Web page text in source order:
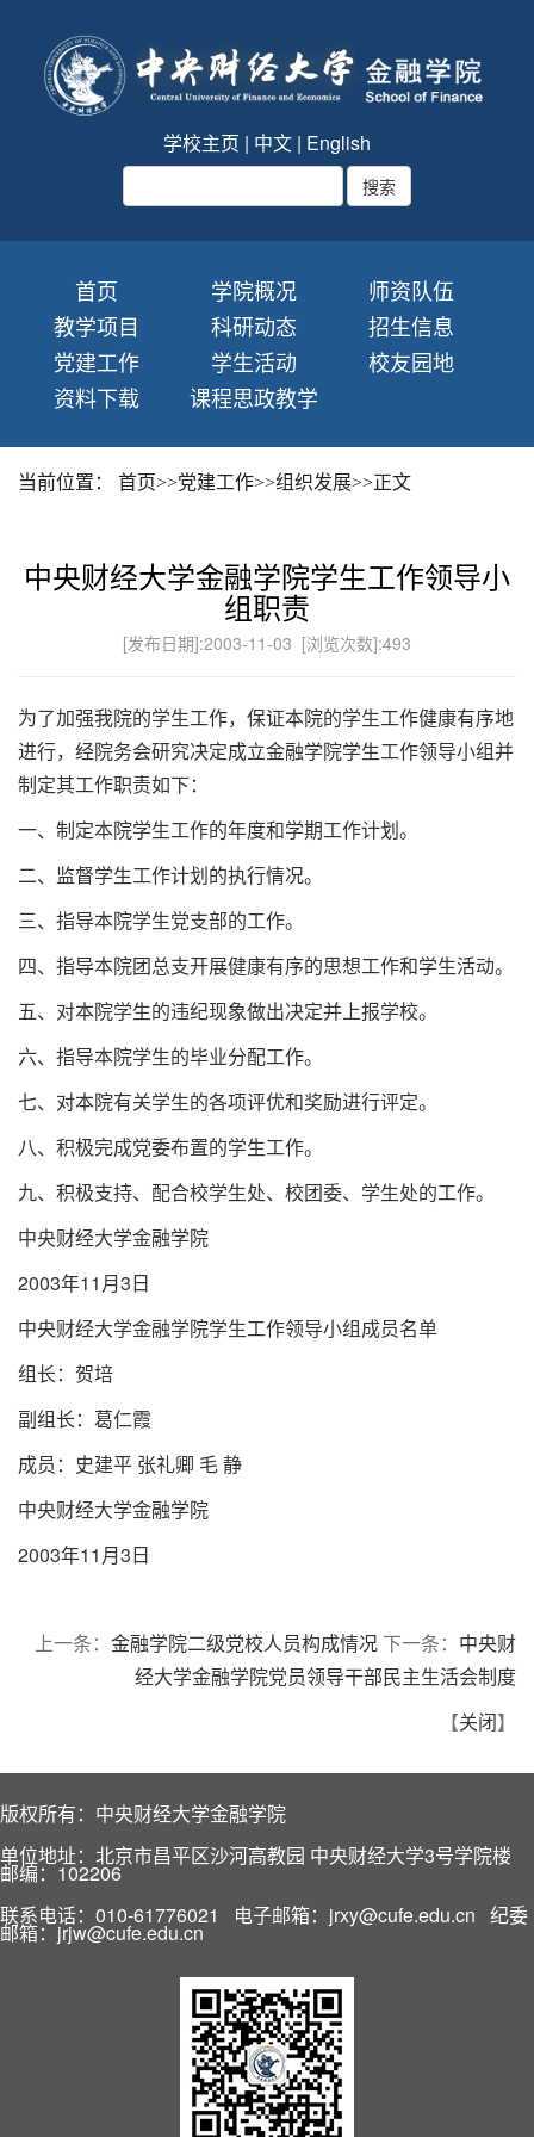
学校主页 | 中文 | English
首页 学院概况
师资队伍
教学项目
科研动态
招生信息
党建工作
学生活动
校友园地
资料下载
课程思政教学
当前位置： 首页>>党建工作>>组织发展>>正文
中央财经大学金融学院学生工作领导小
组职责
[发布日期]:2003-11-03 [浏览次数]:493
为了加强我院的学生工作，保证本院的学生工作健康有序地
进行，经院务会研究决定成立金融学院学生工作领导小组并
制定其工作职责如下：
一、制定本院学生工作的年度和学期工作计划。
二、监督学生工作计划的执行情况。
三、指导本院学生党支部的工作。
四、指导本院团总支开展健康有序的思想工作和学生活动。
五、对本院学生的违纪现象做出决定并上报学校。
六、指导本院学生的毕业分配工作。
七、对本院有关学生的各项评优和奖励进行评定。
八、积极完成党委布置的学生工作。
九、积极支持、配合校学生处、校团委、学生处的工作。
中央财经大学金融学院
2003年11月3日
中央财经大学金融学院学生工作领导小组成员名单
组长：贺培
副组长：葛仁霞
成员：史建平 张礼卿 毛 静
中央财经大学金融学院
2003年11月3日
上一条： 金融学院二级党校人员构成情况 下一条： 中央财
经大学金融学院党员领导干部民主生活会制度
【关闭】
版权所有：中央财经大学金融学院
单位地址：北京市昌平区沙河高教园 中央财经大学3号学院楼
邮编：102206
联系电话：010-61776021 电子邮箱：jrxy@cufe.edu.cn 纪委
邮箱：jrjw@cufe.edu.cn